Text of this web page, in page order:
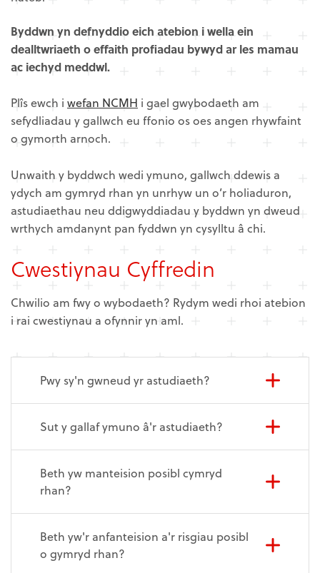
Byddwn yn defnyddio eich atebion i wella ein
dealltwriaeth o effaith profiadau bywyd ar les mamau
ac iechyd meddwl.
Plîs ewch i wefan NCMH i gael gwybodaeth am
sefydliadau y gallwch eu ffonio os oes angen rhywfaint
o gymorth arnoch.
Unwaith y byddwch wedi ymuno, gallwch ddewis a
ydych am gymryd rhan yn unrhyw un o’r holiaduron,
astudiaethau neu ddigwyddiadau y byddwn yn dweud
wrthych amdanynt pan fyddwn yn cysylltu â chi.
Cwestiynau Cyffredin
Chwilio am fwy o wybodaeth? Rydym wedi rhoi atebion
i rai cwestiynau a ofynnir yn aml.
Pwy sy'n gwneud yr astudiaeth?
Sut y gallaf ymuno â'r astudiaeth?
Beth yw manteision posibl cymryd
rhan?
Beth yw'r anfanteision a'r risgiau posibl
o gymryd rhan?